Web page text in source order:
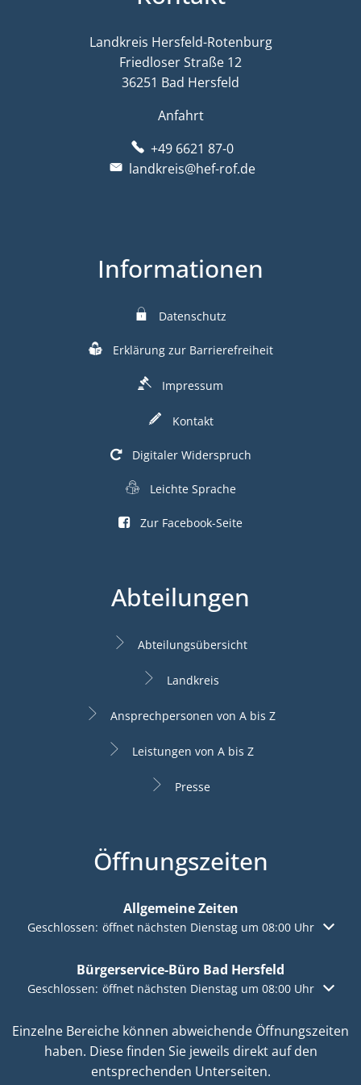
Landkreis Hersfeld-Rotenburg
Friedloser Straße 12
36251 Bad Hersfeld
Anfahrt
+49 6621 87-0
landkreis@hef-rof.de
Informationen
Datenschutz
Erklärung zur Barrierefreiheit
Impressum
Kontakt
Digitaler Widerspruch
Leichte Sprache
Zur Facebook-Seite
Abteilungen
Abteilungsübersicht
Landkreis
Ansprechpersonen von A bis Z
Leistungen von A bis Z
Presse
Öffnungszeiten
Allgemeine Zeiten
Klicken, um weitere Öffnungs- oder Schließzeiten
Geschlossen: öffnet nächsten Dienstag um 08:00 Uhr
Bürgerservice-Büro Bad Hersfeld
Klicken, um weitere Öffnungs- oder Schließzeiten
Geschlossen: öffnet nächsten Dienstag um 08:00 Uhr
Einzelne Bereiche können abweichende Öffnungszeiten
haben. Diese finden Sie jeweils direkt auf den
entsprechenden Unterseiten.